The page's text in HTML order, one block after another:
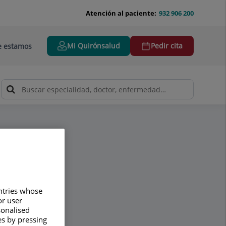
932 906 200
Atención al paciente:
estamos Mi Quirónsalud Pedir cita
whose
user
by pressing